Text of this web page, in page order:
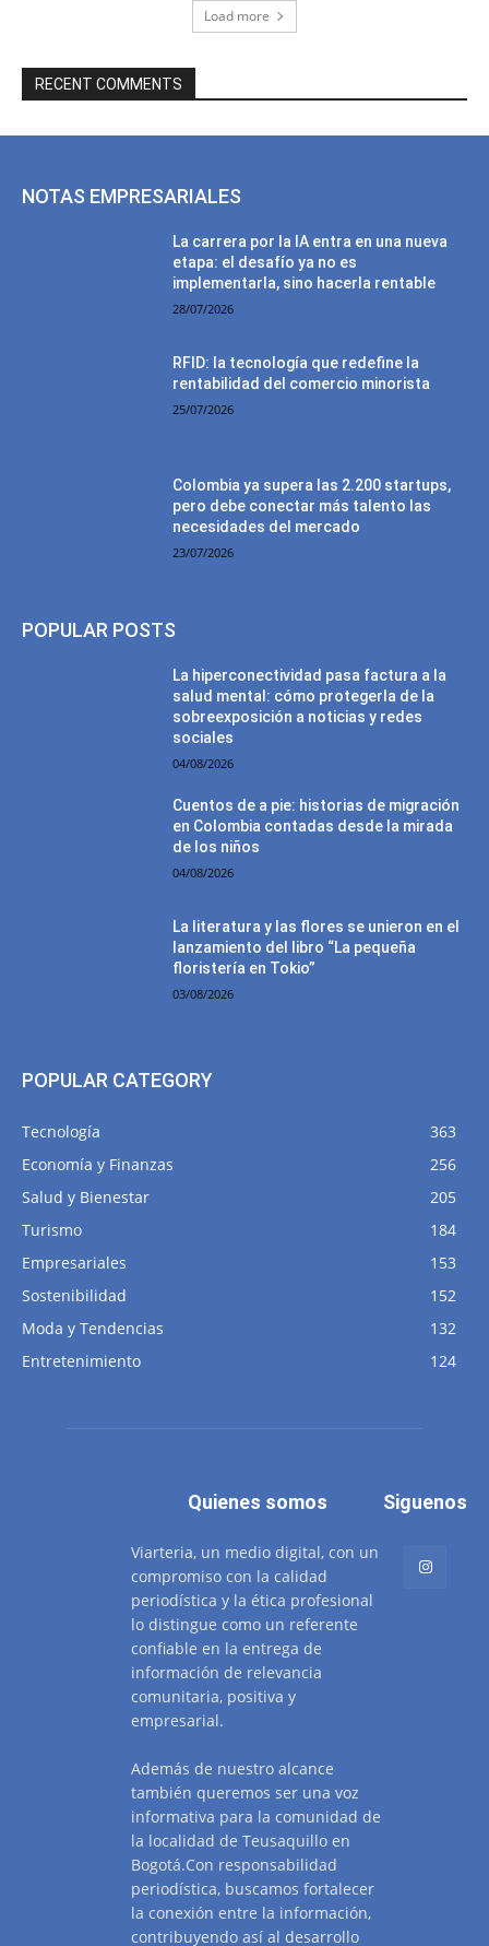
Load more
RECENT COMMENTS
NOTAS EMPRESARIALES
La carrera por la IA entra en una nueva
etapa: el desafío ya no es
implementarla, sino hacerla rentable
28/07/2026
RFID: la tecnología que redefine la
rentabilidad del comercio minorista
25/07/2026
Colombia ya supera las 2.200 startups,
pero debe conectar más talento las
necesidades del mercado
23/07/2026
POPULAR POSTS
La hiperconectividad pasa factura a la
salud mental: cómo protegerla de la
sobreexposición a noticias y redes
sociales
04/08/2026
Cuentos de a pie: historias de migración
en Colombia contadas desde la mirada
de los niños
04/08/2026
La literatura y las flores se unieron en el
lanzamiento del libro “La pequeña
floristería en Tokio”
03/08/2026
POPULAR CATEGORY
Tecnología
363
Economía y Finanzas
256
Salud y Bienestar
205
Turismo
184
Empresariales
153
Sostenibilidad
152
Moda y Tendencias
132
Entretenimiento
124
Quienes somos
Viarteria, un medio digital, con un
compromiso con la calidad
periodística y la ética profesional
lo distingue como un referente
confiable en la entrega de
información de relevancia
comunitaria, positiva y
empresarial.
Además de nuestro alcance
también queremos ser una voz
informativa para la comunidad de
la localidad de Teusaquillo en
Bogotá.Con responsabilidad
periodística, buscamos fortalecer
la conexión entre la información,
contribuyendo así al desarrollo
Siguenos